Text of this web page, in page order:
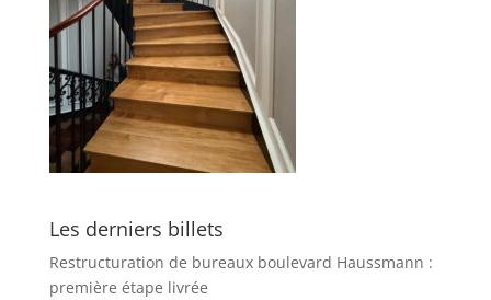
Les derniers billets
Restructuration de bureaux boulevard Haussmann :
première étape livrée